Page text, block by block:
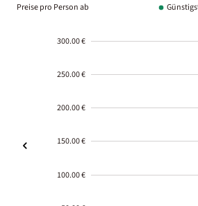
Preise pro Person ab
300.00 €
250.00 €
200.00 €
150.00 €
100.00 €